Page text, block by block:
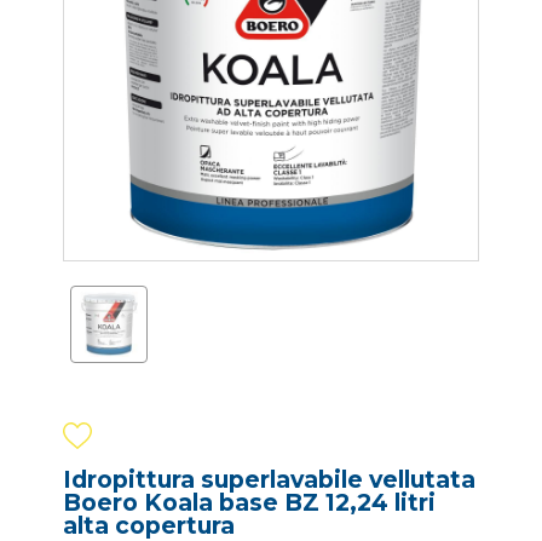
Idropittura superlavabile vellutata
Boero Koala base BZ 12,24 litri
alta copertura